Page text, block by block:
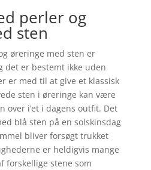
perler og
sten
øreringe med sten er
det er bestemt ikke uden
er med til at give et klassisk
sten i øreringe kan være
over i’et i dagens outfit. Det
blå sten på en solskinsdag
bliver forsøgt trukket
er heldigvis mange
forskellige stene som